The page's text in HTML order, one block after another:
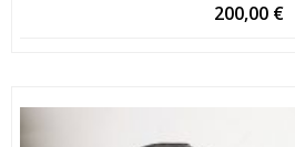
200,00 €